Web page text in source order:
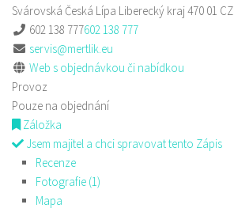
Svárovská Česká Lípa Liberecký kraj470 01 CZ
602 138 777602 138 777
servis@mertlik.eu
Web s objednávkou či nabídkou
Provoz
Pouze na objednání
Záložka
Jsem majitel a chci spravovat tento Zápis
Recenze
Fotografie (1)
Mapa